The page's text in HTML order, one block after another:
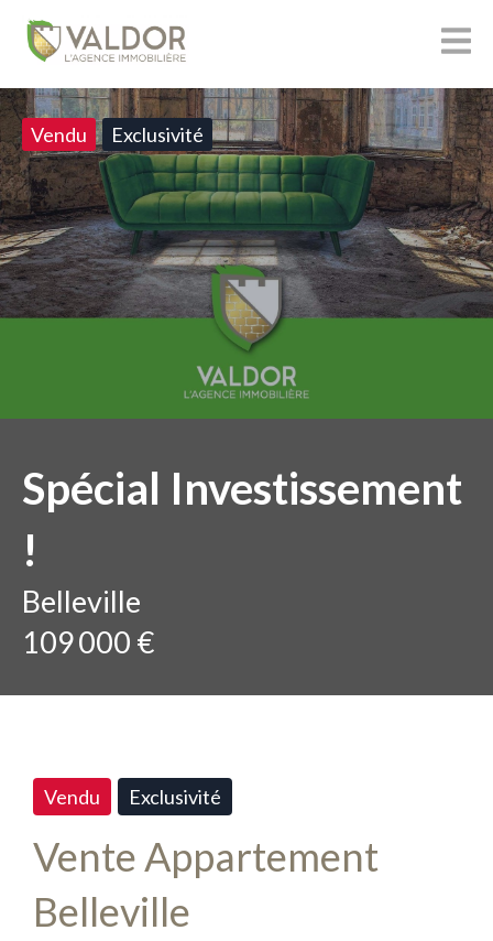
Vendu Exclusivité
Spécial Investissement
!
Belleville
109 000 €
Vendu Exclusivité
Vente Appartement
Belleville